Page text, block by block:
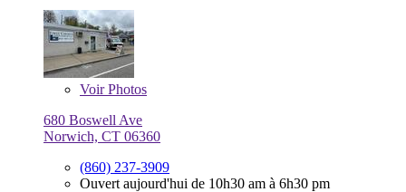
VoirPhotos
680 Boswell Ave
Norwich, CT 06360
(860) 237-3909
Ouvert aujourd'hui de 10h30 am à 6h30 pm